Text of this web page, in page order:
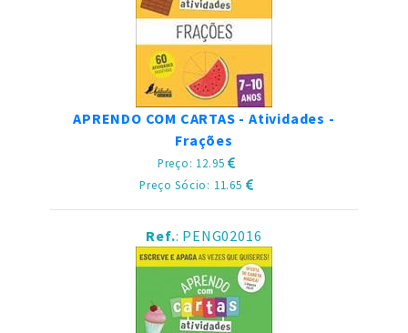
APRENDO COM CARTAS - Atividades -
Frações
Preço: 12.95
Preço Sócio: 11.65
Ref.: PENG02016